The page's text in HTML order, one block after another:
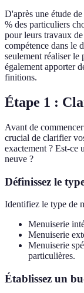
D'après une étude de
% des particuliers
pour leurs travaux
compétence dans le
seulement réaliser le
également apporter
finitions.
Étape 1 :
Avant de
crucial de clarifier
exactement ? Est-ce
neuve ?
Définissez le
Identifiez le type de
Menuiserie
Menuiserie
Menuiserie
particulières.
Établissez un